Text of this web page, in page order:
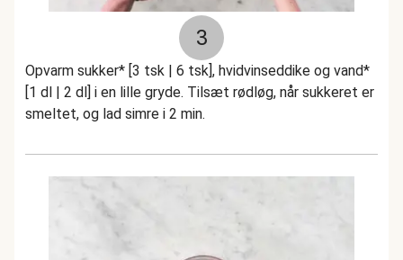
3
Opvarm sukker* [3 tsk | 6 tsk], hvidvinseddike og vand*
[1 dl | 2 dl] i en lille gryde. Tilsæt rødløg, når sukkeret er
smeltet, og lad simre i 2 min.